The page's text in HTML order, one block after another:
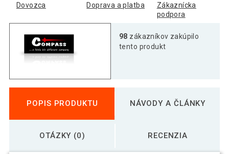
Dovozca Doprava a platba
Zákaznícka
podpora
98 zákazníkov zakúpilo
tento produkt
POPIS PRODUKTU NÁVODY A ČLÁNKY
OTÁZKY (0) RECENZIA